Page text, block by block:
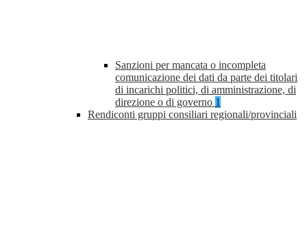
Sanzioni per mancata o incompleta
comunicazione dei dati da parte dei titolari
di incarichi politici, di amministrazione, di
direzione o di governo 1
Rendiconti gruppi consiliari regionali/provinciali